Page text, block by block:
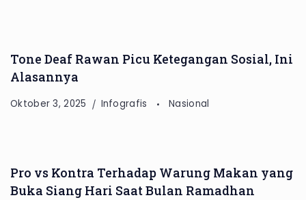
Tone Deaf Rawan Picu Ketegangan Sosial, Ini
Alasannya
Oktober 3, 2025 Infografis Nasional
Pro vs Kontra Terhadap Warung Makan yang
Buka Siang Hari Saat Bulan Ramadhan